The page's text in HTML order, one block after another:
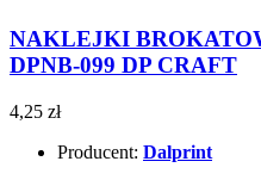
NAKLEJKI
DPNB-099 DP CRAFT
4,25 zł
Producent: Dalprint